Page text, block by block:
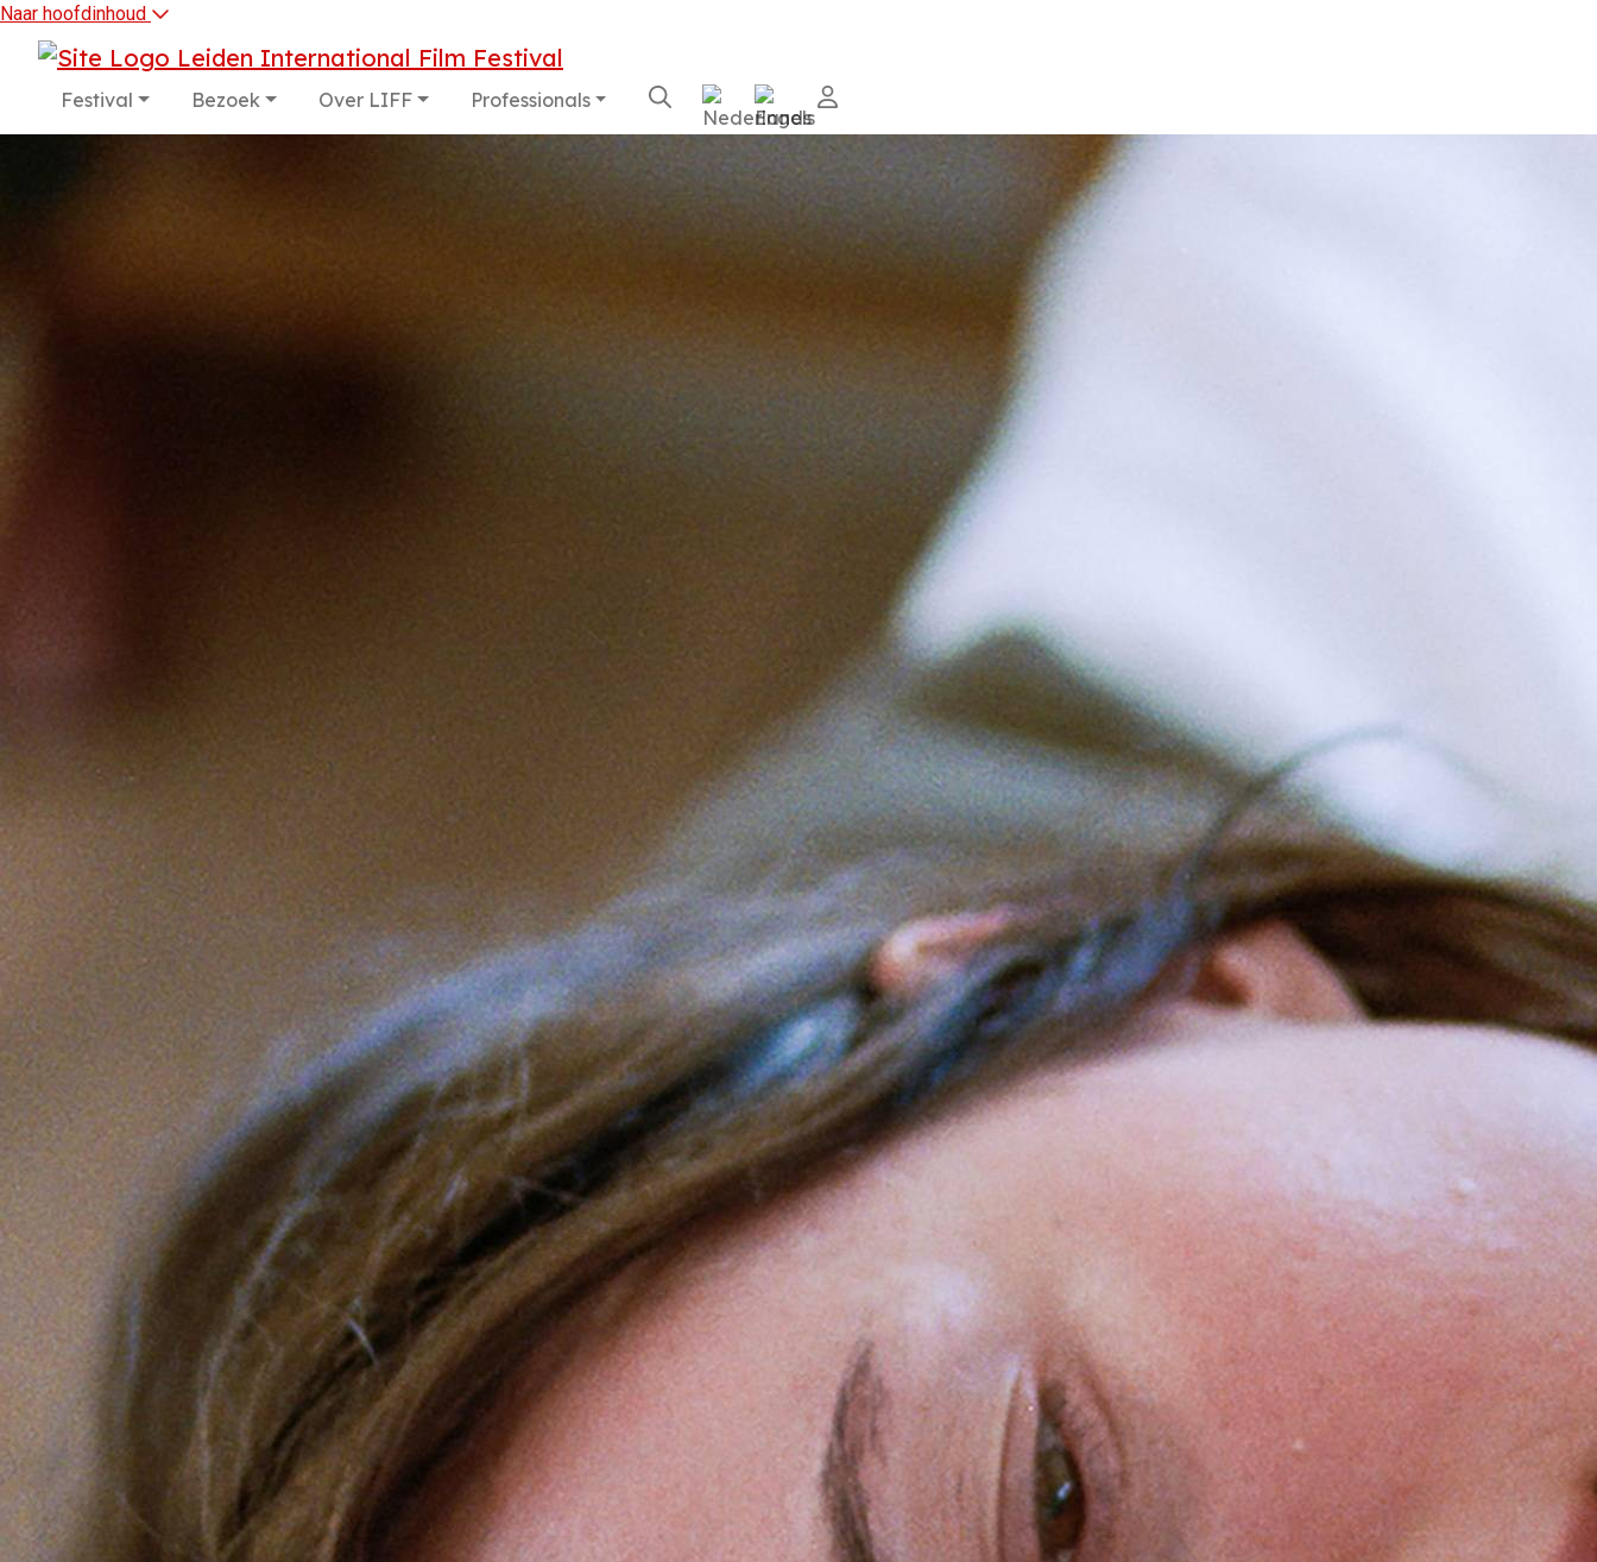
Naar hoofdinhoud
Festival Bezoek Over LIFF Professionals